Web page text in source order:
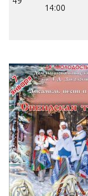
14:00